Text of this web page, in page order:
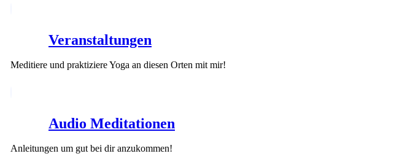
Veranstaltungen
Meditiere und praktiziere Yoga an diesen Orten mit mir!
Audio Meditationen
Anleitungen um gut bei dir anzukommen!